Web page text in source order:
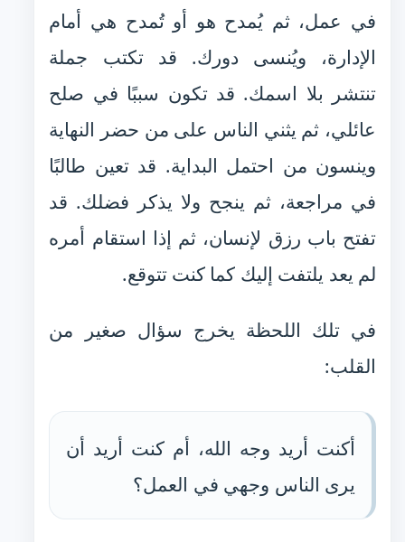
في عمل، ثم يُمدح هو أو تُمدح هي أمام
الإدارة، ويُنسى دورك. قد تكتب جملة
تنتشر بلا اسمك. قد تكون سببًا في صلح
عائلي، ثم يثني الناس على من حضر النهاية
وينسون من احتمل البداية. قد تعين طالبًا
في مراجعة، ثم ينجح ولا يذكر فضلك. قد
تفتح باب رزق لإنسان، ثم إذا استقام أمره
لم يعد يلتفت إليك كما كنت تتوقع.
في تلك اللحظة يخرج سؤال صغير من
القلب:
أكنت أريد وجه الله، أم كنت أريد أن
يرى الناس وجهي في العمل؟